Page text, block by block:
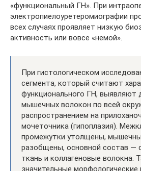
«функциональный ГН». При
электропиелоуретеромиографии
всех случаях проявляет низкую
активность или вовсе «немой».
При гистологическом
сегмента, который считают
функционального ГН, выявляют
мышечных волокон по всей
распространением на
мочеточника (гипоплазия).
промежутки утолщены,
разобщены, основной состав —
ткань и коллагеновые волокна.
значительные